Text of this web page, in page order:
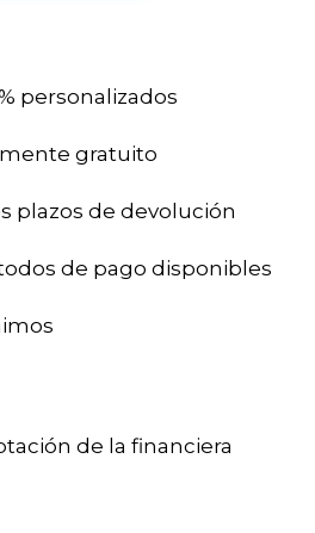
personalizados
gratuito
plazos de devolución
de pago disponibles
de la financiera